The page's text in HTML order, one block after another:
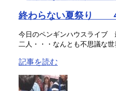
終わらない夏祭り
今日のペンギンハウスライブ
二人・・・なんとも不思議な世
記事を読む